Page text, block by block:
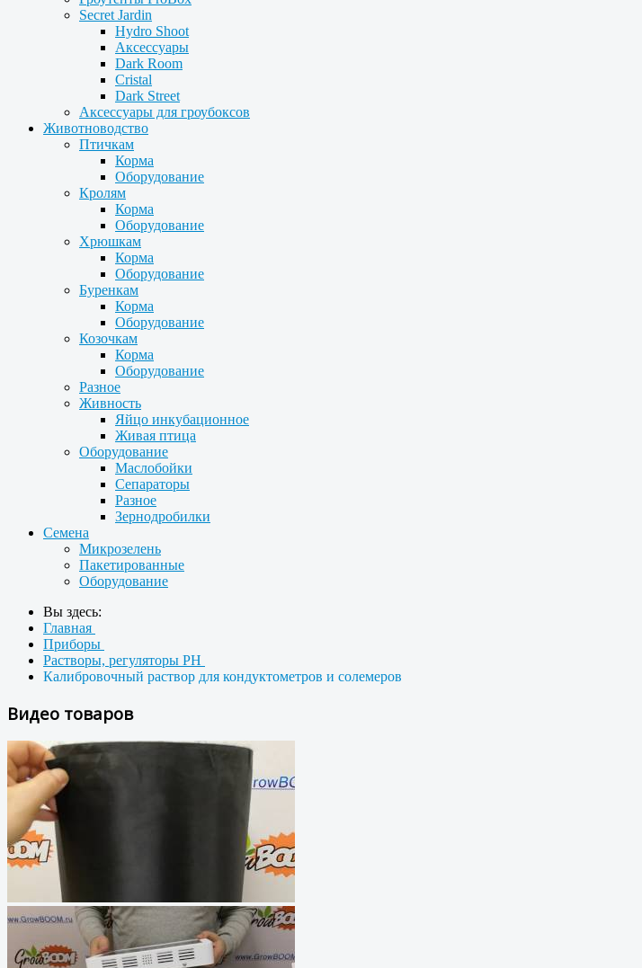
Secret Jardin
Hydro Shoot
Аксессуары
Dark Room
Cristal
Dark Street
Аксессуары для гроубоксов
Животноводство
Птичкам
Корма
Оборудование
Кролям
Корма
Оборудование
Хрюшкам
Корма
Оборудование
Буренкам
Корма
Оборудование
Козочкам
Корма
Оборудование
Разное
Живность
Яйцо инкубационное
Живая птица
Оборудование
Маслобойки
Сепараторы
Разное
Зернодробилки
Семена
Микрозелень
Пакетированные
Оборудование
Вы здесь:
Главная
Приборы
Растворы, регуляторы PH
Калибровочный раствор для кондуктометров и солемеров
Видео товаров